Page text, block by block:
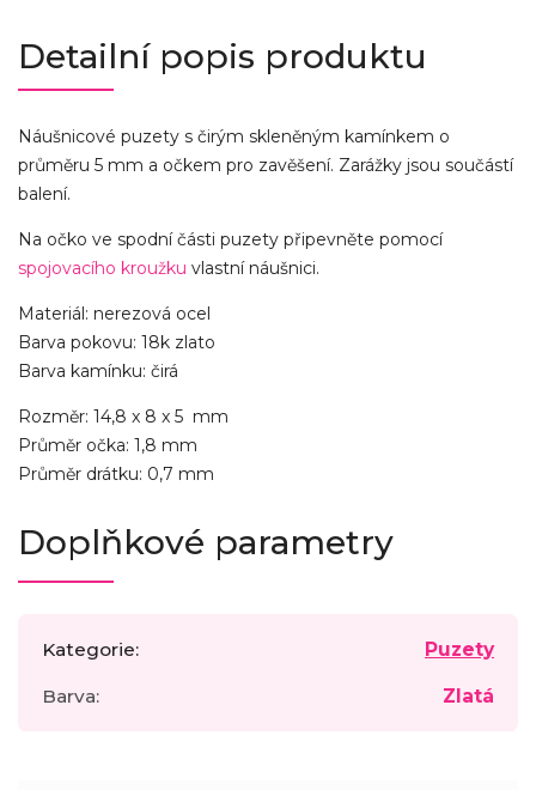
Detailní popis produktu
Náušnicové puzety s čirým skleněným kamínkem o
průměru 5 mm a očkem pro zavěšení. Zarážky jsou součástí
balení.
Na očko ve spodní části puzety připevněte pomocí
spojovacího kroužku vlastní náušnici.
Materiál: nerezová ocel
Barva pokovu: 18k zlato
Barva kamínku: čirá
Rozměr: 14,8 x 8 x 5 mm
Průměr očka: 1,8 mm
Průměr drátku: 0,7 mm
Doplňkové parametry
Kategorie: Puzety
Barva: Zlatá